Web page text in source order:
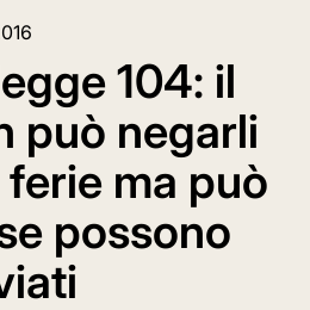
104: il
può negarli
ma può
possono